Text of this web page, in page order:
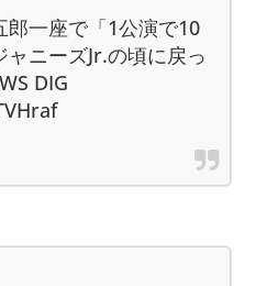
郎一座で「1公演で10
ニーズJr.の頃に戻っ
DIG